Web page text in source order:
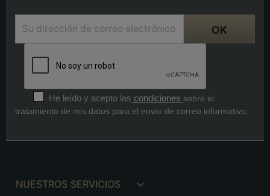
He leído y acepto las condiciones sobre el
tratamiento de mis datos para el envío de correo informativo.
NUESTROS SERVICIOS 